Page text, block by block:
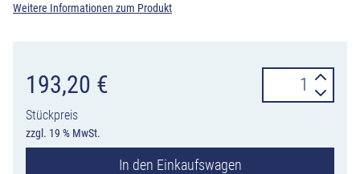
Weitere Informationen zum Produkt
193,20 €
Stückpreis
zzgl. 19 % MwSt.
Bakenkorb
für
der
In den Einkaufswagen